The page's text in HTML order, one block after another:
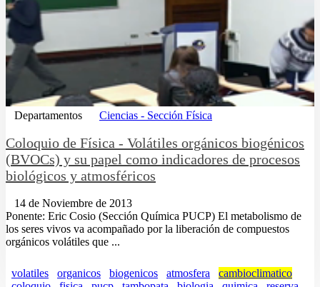
Departamentos Ciencias - Sección Física
Coloquio de Física - Volátiles orgánicos biogénicos
(BVOCs) y su papel como indicadores de procesos
biológicos y atmosféricos
14 de Noviembre de 2013
Ponente: Eric Cosio (Sección Química PUCP) El metabolismo de
los seres vivos va acompañado por la liberación de compuestos
orgánicos volátiles que ...
volatiles organicos biogenicos atmosfera
cambioclimatico